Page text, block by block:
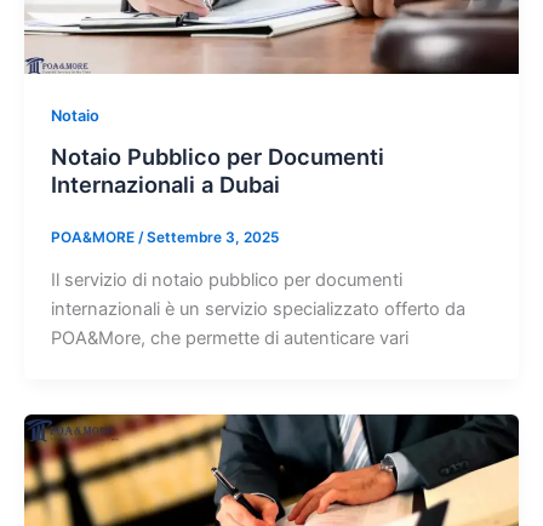
Notaio
Notaio Pubblico per Documenti
Internazionali a Dubai
POA&MORE /Settembre 3, 2025
Il servizio di notaio pubblico per documenti
internazionali è un servizio specializzato offerto da
POA&More, che permette di autenticare vari